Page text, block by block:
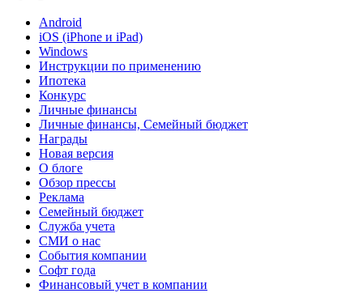
Android
iOS (iPhone и iPad)
Windows
Инструкции по применению
Ипотека
Конкурс
Личные финансы
Личные финансы, Семейный бюджет
Награды
Новая версия
О блоге
Обзор прессы
Реклама
Семейный бюджет
Служба учета
СМИ о нас
События компании
Софт года
Финансовый учет в компании